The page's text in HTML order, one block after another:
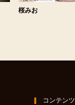
桜みお
コンテンツ